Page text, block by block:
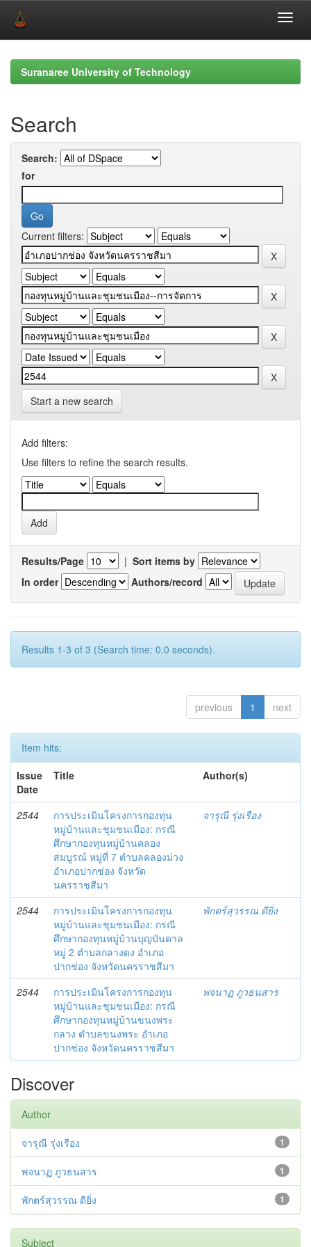
navigationSuranaree University of Technology
Search
Search:
for
Current filters:
Start a new search
Add filters:
Use filters to refine the search results.
Results/Page | Sort items by
In order
Authors/record
Results 1-3 of 3 (Search time: 0.0 seconds).
previous 1 next
Item hits:
Issue
Date
Title Author(s)
2544
การประเมินโครงการกองทุน
หมู่บ้านและชุมชนเมือง: กรณี
ศึกษากองทุนหมู่บ้านคลอง
สมบูรณ์ หมู่ที่ 7 ตำบลคลองม่วง
อำเภอปากช่อง จังหวัด
นครราชสีมา
จารุณี รุ่งเรือง
2544
การประเมินโครงการกองทุน
หมู่บ้านและชุมชนเมือง: กรณี
ศึกษากองทุนหมู่บ้านบุญบันดาล
หมู่ 2 ตำบลกลางดง อำเภอ
ปากช่อง จังหวัดนครราชสีมา
พักตร์สุวรรณ ดียิ่ง
2544
การประเมินโครงการกองทุน
หมู่บ้านและชุมชนเมือง: กรณี
ศึกษากองทุนหมู่บ้านขนงพระ
กลาง ตำบลขนงพระ อำเภอ
ปากช่อง จังหวัดนครราชสีมา
พจนาฏ ภูวธนสาร
Discover
Author
1
จารุณี รุ่งเรือง
1
พจนาฏ ภูวธนสาร
1
พักตร์สุวรรณ ดียิ่ง
Subject